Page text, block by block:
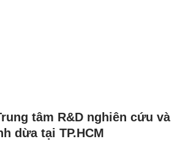
tâm R&D nghiên cứu và
dừa tại TP.HCM